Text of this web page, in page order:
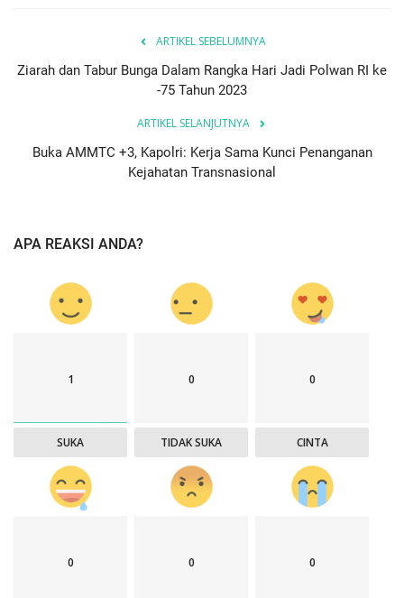
ARTIKEL SEBELUMNYA
Ziarah dan Tabur Bunga Dalam Rangka Hari Jadi Polwan RI ke
-75 Tahun 2023
ARTIKEL SELANJUTNYA
Buka AMMTC +3, Kapolri: Kerja Sama Kunci Penanganan
Kejahatan Transnasional
APA REAKSI ANDA?
1
SUKA
0
TIDAK SUKA
0
CINTA
0 0 0